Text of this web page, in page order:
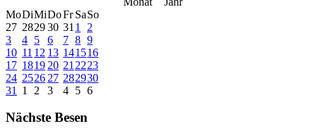
MoDiMiDoFr SaSo
27 282930 31 1
2
3
4 5 6 7 8 9
10 11 12 13 141516
17 1819 20 21 2223
24 2526 27 282930
31
1 2 3 4 5 6
Nächste Besen